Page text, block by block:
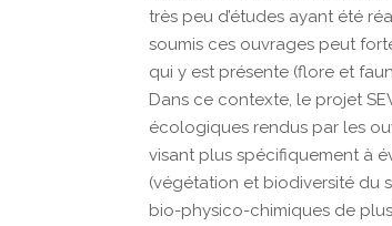
très peu d’études ayant été
soumis ces ouvrages peut
qui y est présente (flore et
Dans ce contexte, le projet
écologiques rendus par les
visant plus spécifiquement à
(végétation et biodiversité du
bio-physico-chimiques de